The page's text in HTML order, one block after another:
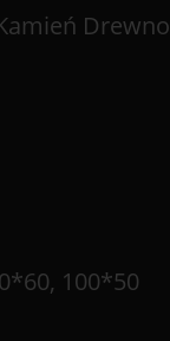
Drewno
100*50